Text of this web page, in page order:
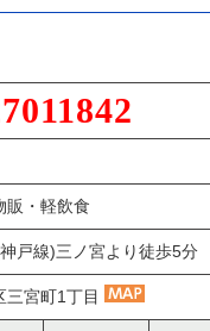
販・軽飲食
戸線)三ノ宮より徒歩5分
三宮町1丁目